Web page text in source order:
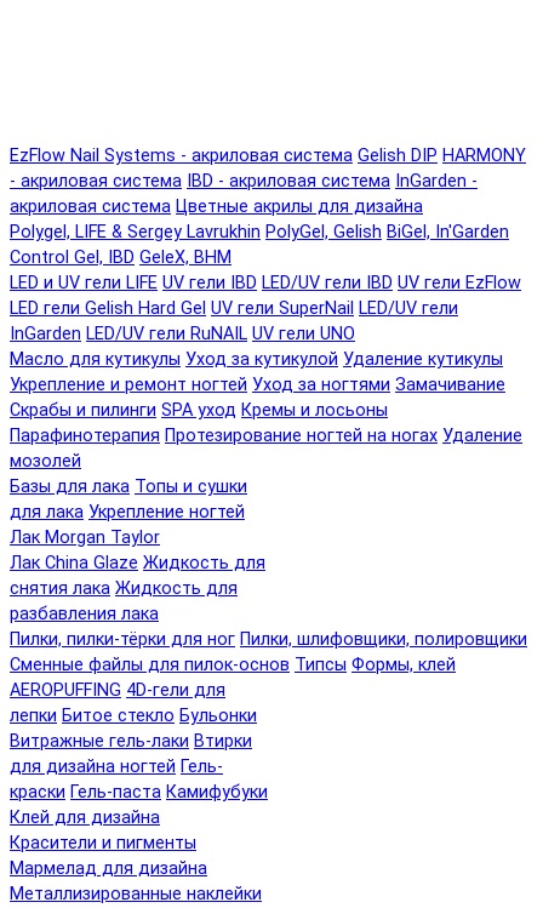
EzFlow Nail Systems - акриловая система Gelish DIP HARMONY
- акриловая система IBD - акриловая система InGarden -
акриловая система Цветные акрилы для дизайна
Polygel, LIFE & Sergey Lavrukhin PolyGel, Gelish BiGel, In'Garden
Control Gel, IBD GeleX, BHM
LED и UV гели LIFE UV гели IBD LED/UV гели IBD UV гели EzFlow
LED гели Gelish Hard Gel UV гели SuperNail LED/UV гели
InGarden LED/UV гели RuNAIL UV гели UNO
Масло для кутикулы Уход за кутикулой Удаление кутикулы
Укрепление и ремонт ногтей Уход за ногтями Замачивание
Скрабы и пилинги SPA уход Кремы и лосьоны
Парафинотерапия Протезирование ногтей на ногах Удаление
мозолей
Базы для лака Топы и сушки
для лака Укрепление ногтей
Лак Morgan Taylor
Лак China Glaze Жидкость для
снятия лака Жидкость для
разбавления лака
Пилки, пилки-тёрки для ног Пилки, шлифовщики, полировщики
Сменные файлы для пилок-основ Типсы Формы, клей
AEROPUFFING 4D-гели для
лепки Битое стекло Бульонки
Витражные гель-лаки Втирки
для дизайна ногтей Гель-
краски Гель-паста Камифубуки
Клей для дизайна
Красители и пигменты
Мармелад для дизайна
Металлизированные наклейки